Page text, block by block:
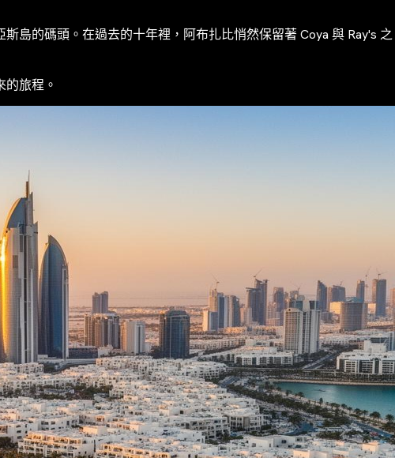
的碼頭。在過去的十年裡，阿布扎比悄然保留著 Coya 與 Ray's 之
旅程。